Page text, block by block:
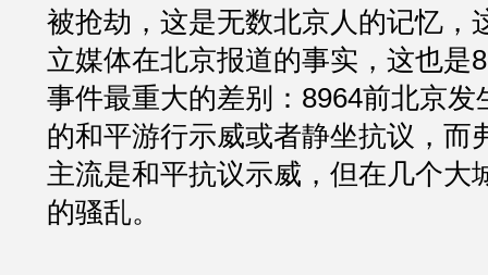
被抢劫，这是无数北京人的记忆，
立媒体在北京报道的事实，这也是
事件最重大的差别：8964前北京发
的和平游行示威或者静坐抗议，而
主流是和平抗议示威，但在几个大
的骚乱。